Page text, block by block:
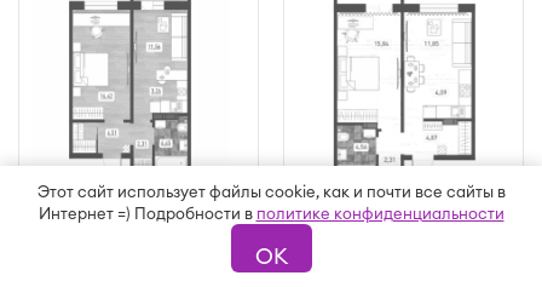
Этот сайт использует файлы cookie, как и почти все сайты в
Интернет =) Подробности в политике конфиденциальности
ОК
2-комнатная студия
43,52 м